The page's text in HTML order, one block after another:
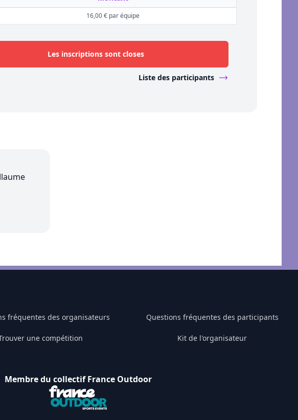
16,00 € par équipe
Les inscriptions sont closes
Liste des participants
fréquentes des organisateurs Questions fréquentes des participants
une compétition Kit de l'organisateur
Membre du collectif France Outdoor